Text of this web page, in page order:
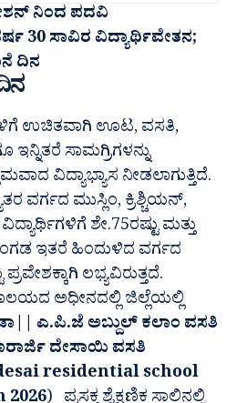
ನಿಂದ ಪದವಿ
30 ಸಾವಿರ ವಿದ್ಯಾರ್ಥಿವೇತನ;
ದಿನ
ಉಚಿತವಾಗಿ ಊಟ, ವಸತಿ,
ಇನ್ನಿತರೆ ಸಾಮಗ್ರಿಗಳನ್ನು
ವಿದ್ಯಾಭ್ಯಾಸ ನೀಡಲಾಗುತ್ತಿದೆ.
ವರ್ಗದ ಮುಸ್ಲಿಂ, ಕ್ರಿಶ್ಚಿಯನ್,
ಶೇ.75ರಷ್ಟು ಮತ್ತು
ಇತರೆ ಹಿಂದುಳಿದ ವರ್ಗದ
ಲಭ್ಯವಿರುತ್ತದೆ.
ಅಧೀನದಲ್ಲಿ ಜಿಲ್ಲೆಯಲ್ಲಿ
ಎ.ಪಿ.ಜೆ ಅಬ್ದುಲ್ ಕಲಾಂ ವಸತಿ
ದೇಸಾಯಿ ವಸತಿ
residential school